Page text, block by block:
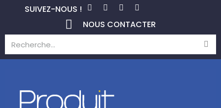
SUIVEZ-NOUS !
NOUS CONTACTER